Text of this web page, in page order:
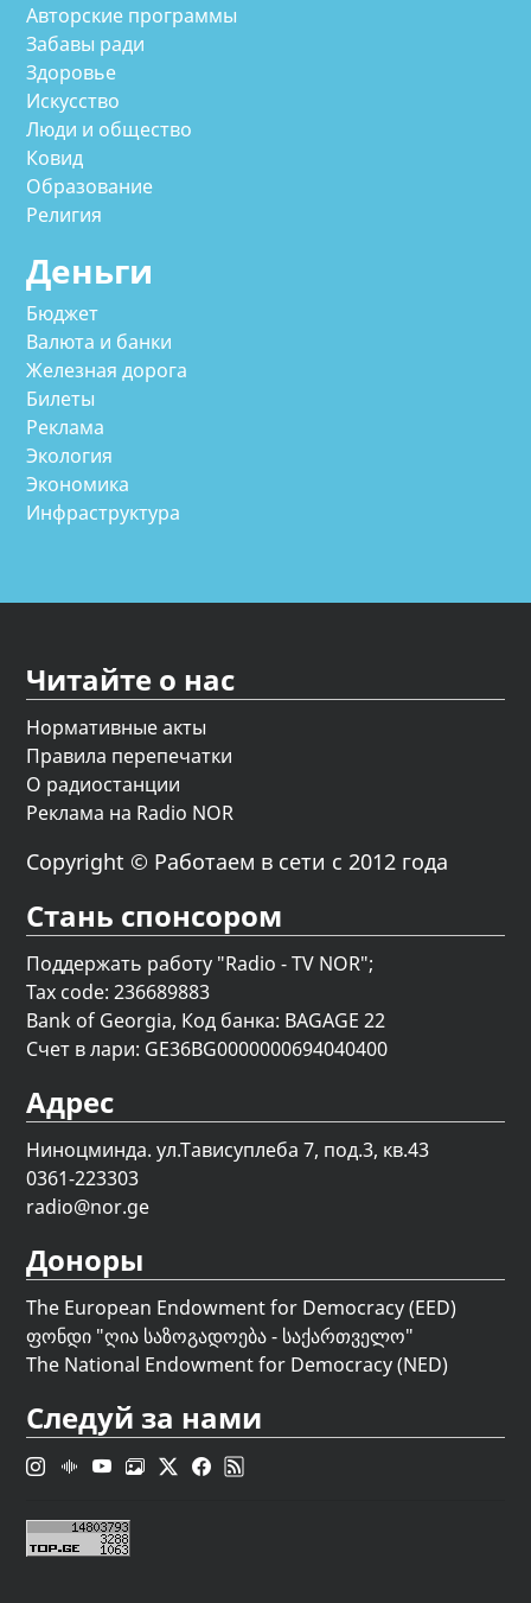
Авторские программы
Забавы ради
Здоровье
Искусство
Люди и общество
Ковид
Образование
Религия
Деньги
Бюджет
Валюта и банки
Железная дорога
Билеты
Реклама
Экология
Экономика
Инфраструктура
Читайте о нас
Нормативные акты
Правила перепечатки
О радиостанции
Реклама на Radio NOR
Copyright © Работаем в сети с 2012 года
Стань спонсором
Поддержать работу "Radio - TV NOR";
Tax code: 236689883
Bank of Georgia, Код банка: BAGAGE 22
Счет в лари: GE36BG0000000694040400
Адрес
Ниноцминда. ул.Тависуплеба 7, под.3, кв.43
0361-223303
radio@nor.ge
Доноры
The European Endowment for Democracy (EED)
ფონდი "ღია საზოგადოება - საქართველო"
The National Endowment for Democracy (NED)
Следуй за нами